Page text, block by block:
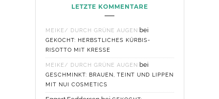
LETZTE KOMMENTARE
MEIKE/ DURCH GRÜNE AUGEN bei
GEKOCHT: HERBSTLICHES KÜRBIS-
RISOTTO MIT KRESSE
MEIKE/ DURCH GRÜNE AUGEN bei
GESCHMINKT: BRAUEN, TEINT UND LIPPEN
MIT NUI COSMETICS